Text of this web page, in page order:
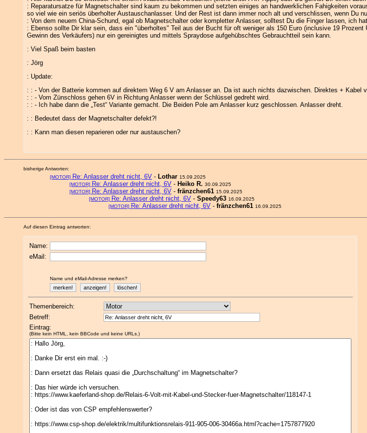
: Reparatursatze für Magnetschalter sind kaum zu bekommen und setzten einiges an handwerklichen Fahigkeiten
so viel wie ein seriös überholter Austauschanlasser. Und der Rest ist dann immer noch alt und verschlissen, wenn Du
: Von dem neuem China-Schund, egal ob Magnetschalter oder kompletter Anlasser, solltest Du die Finger lassen, ich
: Ebenso sollte Dir klar sein, dass ein "überholtes" Teil aus der Bucht für oft weniger als 150 Euro (inclusive 19
Gewinn des Verkäufers) nur ein gereinigtes und mittels Spraydose aufgehübschtes Gebrauchtteil sein kann.
: Viel Spaß beim basten
: Jörg
: Update:
: : - Von der Batterie kommen auf direktem Weg 6 V am Anlasser an. Da ist auch nichts dazwischen. Direktes + Kabel
: : - Vom Zünschloss gehen 6V in Richtung Anlasser wenn der Schlüssel gedreht wird.
: : - Ich habe dann die „Test“ Variante gemacht. Die Beiden Pole am Anlasser kurz geschlossen. Anlasser dreht.
: : Bedeutet dass der Magnetschalter defekt?!
: : Kann man diesen reparieren oder nur austauschen?
bisherige Antworten:
[MOTOR] Re: Anlasser dreht nicht, 6V - Lothar 15.09.2025
[MOTOR] Re: Anlasser dreht nicht, 6V - Heiko R. 30.09.2025
[MOTOR] Re: Anlasser dreht nicht, 6V - fränzchen61 15.09.2025
[MOTOR] Re: Anlasser dreht nicht, 6V - Speedy63 16.09.2025
[MOTOR] Re: Anlasser dreht nicht, 6V - fränzchen61 16.09.2025
Auf diesen Eintrag antworten:
Name:
eMail:
Name und eMail-Adresse merken?
Themenbereich:
Betreff:
Eintrag:
(Bitte kein HTML, kein BBCode und keine URLs.)